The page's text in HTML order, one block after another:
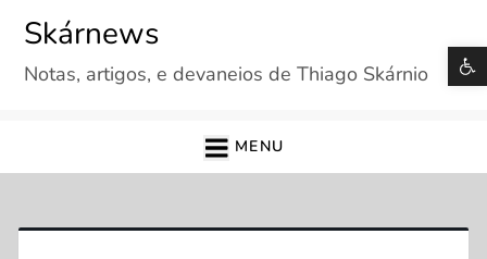
content
Skárnews
Notas, artigos, e devaneios de Thiago Skárnio
MENU